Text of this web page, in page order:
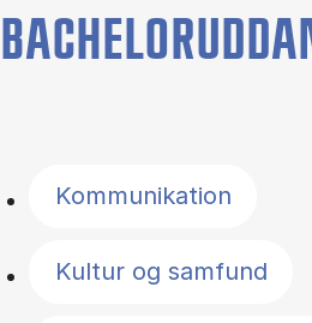
Kommunikation
Kultur og samfund